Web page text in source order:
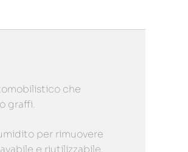
che
graffi.
per rimuovere
e riutilizzabile.